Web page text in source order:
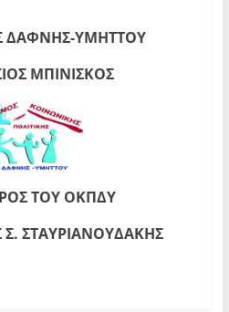
ΔΑΦΝΗΣ-ΥΜΗΤΤΟΥ
ΜΠΙΝΙΣΚΟΣ
ΤΟΥ ΟΚΠΔΥ
ΣΤΑΥΡΙΑΝΟΥΔΑΚΗΣ